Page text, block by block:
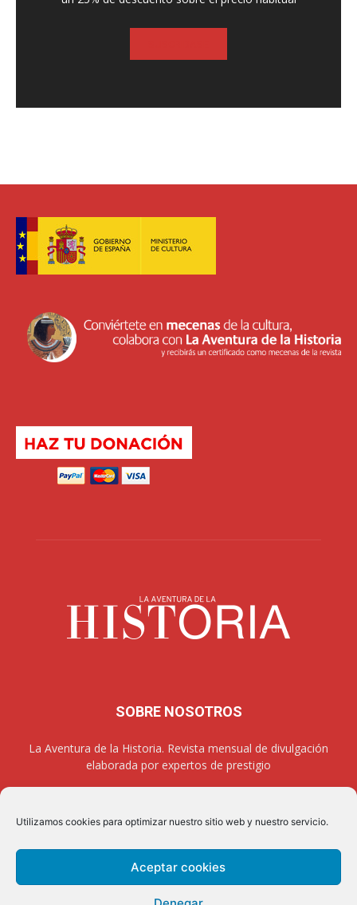
Utilizamos cookies para optimizar nuestro sitio web y nuestro servicio.
Aceptar cookies
SOBRE NOSOTROS
La Aventura de la Historia. Revista mensual de divulgación
elaborada por expertos de prestigio
SÍGUENOS